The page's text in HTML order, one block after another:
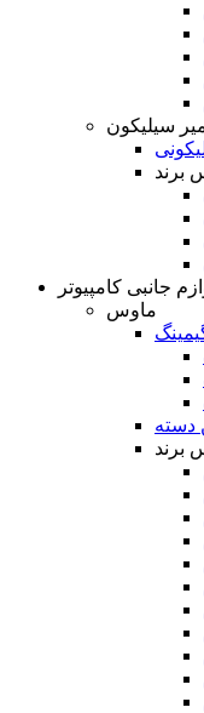
سیلیکون
برند
جانبی کامپیوتر
ماوس
دسته
برند